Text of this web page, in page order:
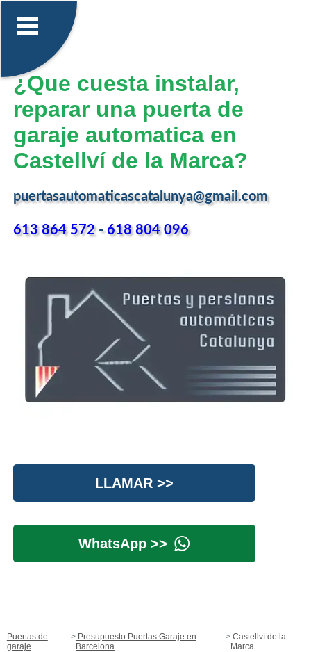
¿Que cuesta instalar,
reparar una puerta de
garaje automatica en
Castellví de la Marca?
puertasautomaticascatalunya@gmail.com
613 864 572-618 804 096
LLAMAR >>
WhatsApp >>
Puertas de
garaje
Presupuesto Puertas Garaje en
Barcelona
Castellví de la
Marca